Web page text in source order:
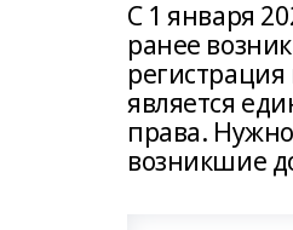
С 1 января
ранее
является
права.
возникшие